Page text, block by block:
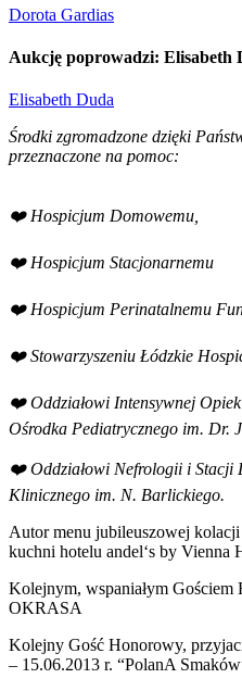
Dorota Gardias
Aukcję poprowadzi: Elisabeth
Elisabeth Duda
Środki zgromadzone dzięki
przeznaczone na pomoc:
❤️ Hospicjum Domowemu,
❤️ Hospicjum Stacjonarnemu
❤️ Hospicjum Perinatalnemu
❤️Stowarzyszeniu Łódzkie
❤️ Oddziałowi Intensywnej
Ośrodka Pediatrycznego im. Dr.
❤️ Oddziałowi Nefrologii i Stacji
Klinicznego im. N. Barlickiego.
Autor menu jubileuszowej kolacji
kuchni hotelu andel‘s by Vienna
Kolejnym, wspaniałym
OKRASA
Kolejny Gość Honorowy,
– 15.06.2013 r. “PolanA